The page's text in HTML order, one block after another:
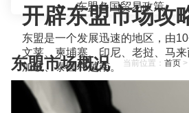
当前位置： 首页>
开辟东盟市场攻
东盟是一个发展迅速的地区，由
文莱、柬埔寨、印尼、老挝、马
加坡、泰国和越南。
东盟各国贸易政策
东盟市场概况